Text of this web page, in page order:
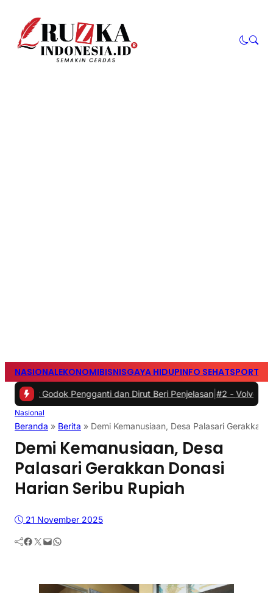
NASIONALEKONOMIBISNISGAYA HIDUPINFO SEHATSPORTS
Pengganti dan Dirut Beri Penjelasan |#2 -Volvo Rayakan 99
Nasional
Beranda » Berita » Demi Kemanusiaan, Desa Palasari Gerakkan
Demi Kemanusiaan, Desa
Palasari Gerakkan Donasi
Harian Seribu Rupiah
21 November 2025
Facebook Twitter Mail WhatsApp